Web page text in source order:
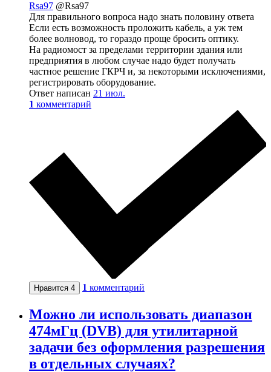
Rsa97 @Rsa97
Для правильного вопроса надо знать половину ответа
Если есть возможность проложить кабель, а уж тем
более волновод, то гораздо проще бросить оптику.
На радиомост за пределами территории здания или
предприятия в любом случае надо будет получать
частное решение ГКРЧ и, за некоторыми исключениями,
регистрировать оборудование.
Ответ написан 21 июл.
1 комментарий
Нравится 4 1 комментарий
Можно ли использовать диапазон
474мГц (DVB) для утилитарной
задачи без оформления разрешения
в отдельных случаях?